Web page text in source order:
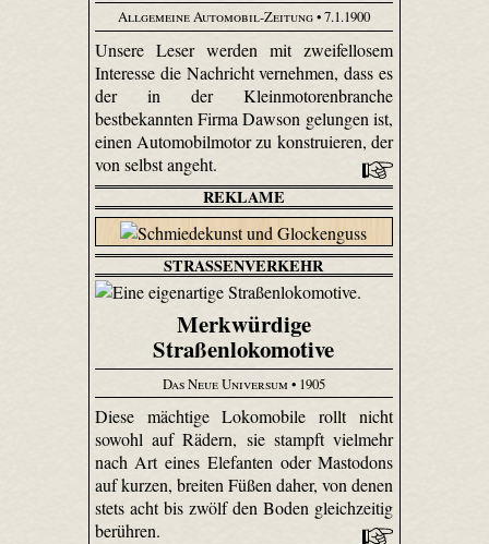
Allgemeine Automobil-Zeitung• 7.1.1900
Unsere Leser werden mit zweifellosem
Interesse die Nachricht vernehmen, dass es
der in der Kleinmotorenbranche
bestbekannten Firma Dawson gelungen ist,
einen Automobilmotor zu konstruieren, der
von selbst angeht.
REKLAME
STRASSENVERKEHR
Merkwürdige
Straßenlokomotive
Das Neue Universum• 1905
Diese mächtige Loko­mobile rollt nicht
sowohl auf Rädern, sie stampft vielmehr
nach Art eines Elefanten oder Mastodons
auf kurzen, breiten Füßen daher, von denen
stets acht bis zwölf den Boden gleichzeitig
berühren.